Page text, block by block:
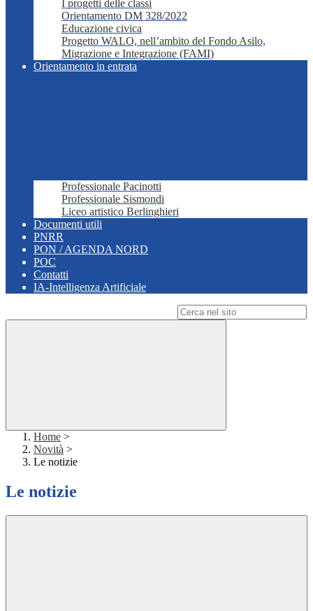
I progetti delle classi
Orientamento DM 328/2022
Educazione civica
Progetto WALO, nell’ambito del Fondo Asilo,
Migrazione e Integrazione (FAMI)
Orientamento in entrata
Professionale Pacinotti
Professionale Sismondi
Liceo artistico Berlinghieri
Documenti utili
PNRR
PON / AGENDA NORD
POC
Contatti
IA-Intelligenza Artificiale
Home >
Novità >
Le notizie
Le notizie